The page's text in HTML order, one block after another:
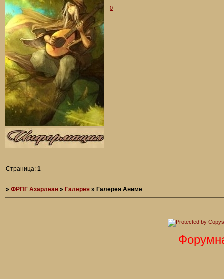
0
Страница:1
»ФРПГ Азарлеан » Галерея » Галерея Аниме
Форумная